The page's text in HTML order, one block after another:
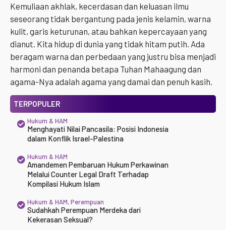
Kemuliaan akhlak, kecerdasan dan keluasan ilmu
seseorang tidak bergantung pada jenis kelamin, warna
kulit, garis keturunan, atau bahkan kepercayaan yang
dianut. Kita hidup di dunia yang tidak hitam putih. Ada
beragam warna dan perbedaan yang justru bisa menjadi
harmoni dan penanda betapa Tuhan Mahaagung dan
agama-Nya adalah agama yang damai dan penuh kasih.
TERPOPULER
Hukum & HAM
Menghayati Nilai Pancasila: Posisi Indonesia
dalam Konflik Israel-Palestina
Hukum & HAM
Amandemen Pembaruan Hukum Perkawinan
Melalui Counter Legal Draft Terhadap
Kompilasi Hukum Islam
Hukum & HAM,Perempuan
Sudahkah Perempuan Merdeka dari
Kekerasan Seksual?